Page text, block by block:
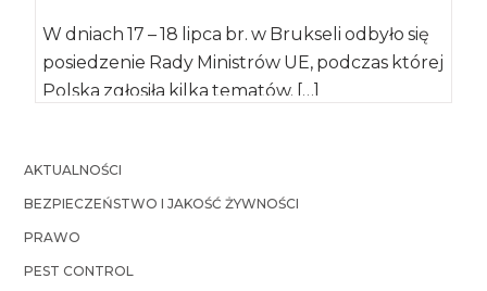
W dniach 17 – 18 lipca br. w Brukseli odbyło się
posiedzenie Rady Ministrów UE, podczas której
Polska zgłosiła kilka tematów. […]
AKTUALNOŚCI
BEZPIECZEŃSTWO I JAKOŚĆ ŻYWNOŚCI
PRAWO
PEST CONTROL